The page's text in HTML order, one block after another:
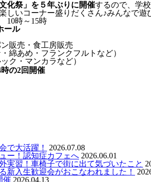
文化祭」を５年ぶりに開催するので、学
しいコーナー盛りだくさん♪みんなで遊
10時～15時
ール
販売・食工房販売
綿あめ・フランクフルトなど）
ク・マンカラなど）
の2回開催
で大活躍！
2026.07.08
ー！認知症カフェへ 2026.06.01
実習！車椅子で街に出て気づいたこと
新入生歓迎会がおこなわれました！
催 2026.04.13